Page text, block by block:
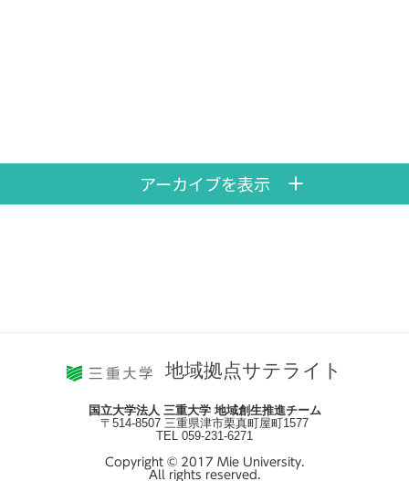
アーカイブを表示
地域拠点サテライト
国立大学法人 三重大学 地域創生推進チーム
〒514-8507 三重県津市栗真町屋町1577
TEL 059-231-6271
Copyright © 2017 Mie University.
All rights reserved.